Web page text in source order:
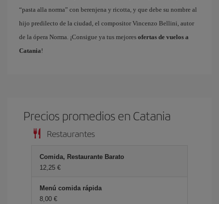
“pasta alla norma” con berenjena y ricotta, y que debe su nombre al
hijo predilecto de la ciudad, el compositor Vincenzo Bellini, autor
de la ópera Norma. ¡Consigue ya tus mejores ofertas de vuelos a
Catania!
Precios promedios en Catania
Restaurantes
Comida, Restaurante Barato
12,25 €
Menú comida rápida
8,00 €